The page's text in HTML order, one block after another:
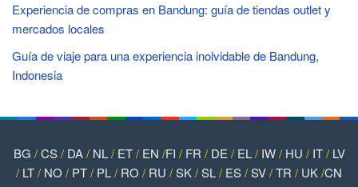
Experiencia de compras en Bandung: guía de tiendas outlet y
mercados locales
Guía de viaje para una experiencia inolvidable de Bandung,
Indonesia
BG /CS/ DA/ NL/ ET/ EN /FI / FR / DE / EL/ IW/ HU / IT/ LV
/ LT/ NO / PT/ PL/ RO / RU /SK/SL/ ES/SV/TR / UK/CN